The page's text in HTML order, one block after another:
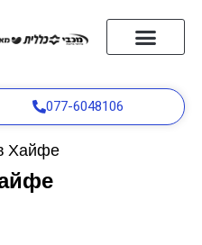
077-6048106
Хайфе